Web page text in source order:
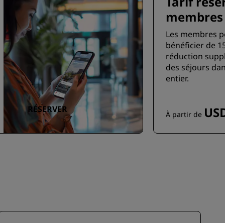
RÉSERVER
membres
Les membres
bénéficier de
réduction
des séjours
entier.
À partir de